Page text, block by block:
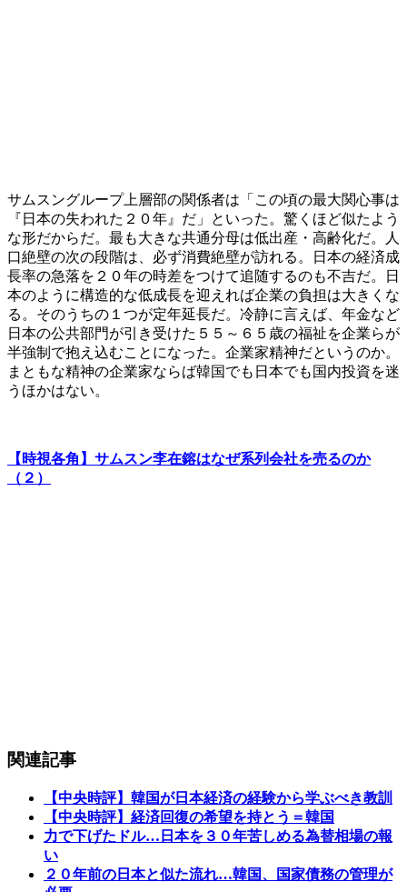
サムスングループ上層部の関係者は「この頃の最大関心事は
『日本の失われた２０年』だ」といった。驚くほど似たよう
な形だからだ。最も大きな共通分母は低出産・高齢化だ。人
口絶壁の次の段階は、必ず消費絶壁が訪れる。日本の経済成
長率の急落を２０年の時差をつけて追随するのも不吉だ。日
本のように構造的な低成長を迎えれば企業の負担は大きくな
る。そのうちの１つが定年延長だ。冷静に言えば、年金など
日本の公共部門が引き受けた５５～６５歳の福祉を企業らが
半強制で抱え込むことになった。企業家精神だというのか。
まともな精神の企業家ならば韓国でも日本でも国内投資を迷
うほかはない。
【時視各角】サムスン李在鎔はなぜ系列会社を売るのか
（２）
関連記事
【中央時評】韓国が日本経済の経験から学ぶべき教訓
【中央時評】経済回復の希望を持とう＝韓国
力で下げたドル…日本を３０年苦しめる為替相場の報
い
２０年前の日本と似た流れ…韓国、国家債務の管理が